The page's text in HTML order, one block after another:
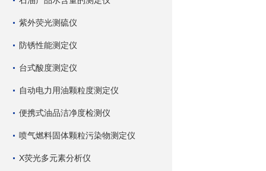
紫外荧光测硫仪
防锈性能测定仪
台式酸度测定仪
自动电力用油颗粒度测定仪
便携式油品洁净度检测仪
喷气燃料固体颗粒污染物测定仪
X荧光多元素分析仪